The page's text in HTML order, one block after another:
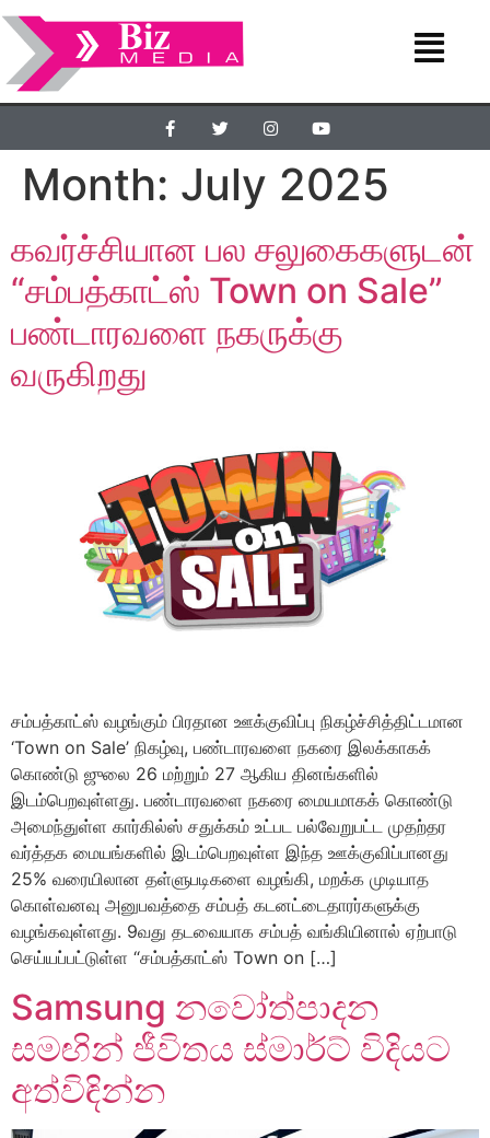
Month: July 2025
கவர்ச்சியான பல சலுகைகளுடன்
“சம்பத்காட்ஸ் Town on Sale”
பண்டாரவளை நகருக்கு
வருகிறது
சம்பத்காட்ஸ் வழங்கும் பிரதான ஊக்குவிப்பு நிகழ்ச்சித்திட்டமான
‘Town on Sale’ நிகழ்வு, பண்டாரவளை நகரை இலக்காகக்
கொண்டு ஜுலை 26 மற்றும் 27 ஆகிய தினங்களில்
இடம்பெறவுள்ளது. பண்டாரவளை நகரை மையமாகக் கொண்டு
அமைந்துள்ள கார்கில்ஸ் சதுக்கம் உட்பட பல்வேறுபட்ட முதற்தர
வர்த்தக மையங்களில் இடம்பெறவுள்ள இந்த ஊக்குவிப்பானது
25% வரையிலான தள்ளுபடிகளை வழங்கி, மறக்க முடியாத
கொள்வனவு அனுபவத்தை சம்பத் கடனட்டைதாரர்களுக்கு
வழங்கவுள்ளது. 9வது தடவையாக சம்பத் வங்கியினால் ஏற்பாடு
செய்யப்பட்டுள்ள “சம்பத்காட்ஸ் Town on […]
Samsung නවෝත්පාදන
සමඟින් ජීවිතය ස්මාර්ට් විදියට
අත්විඳින්න